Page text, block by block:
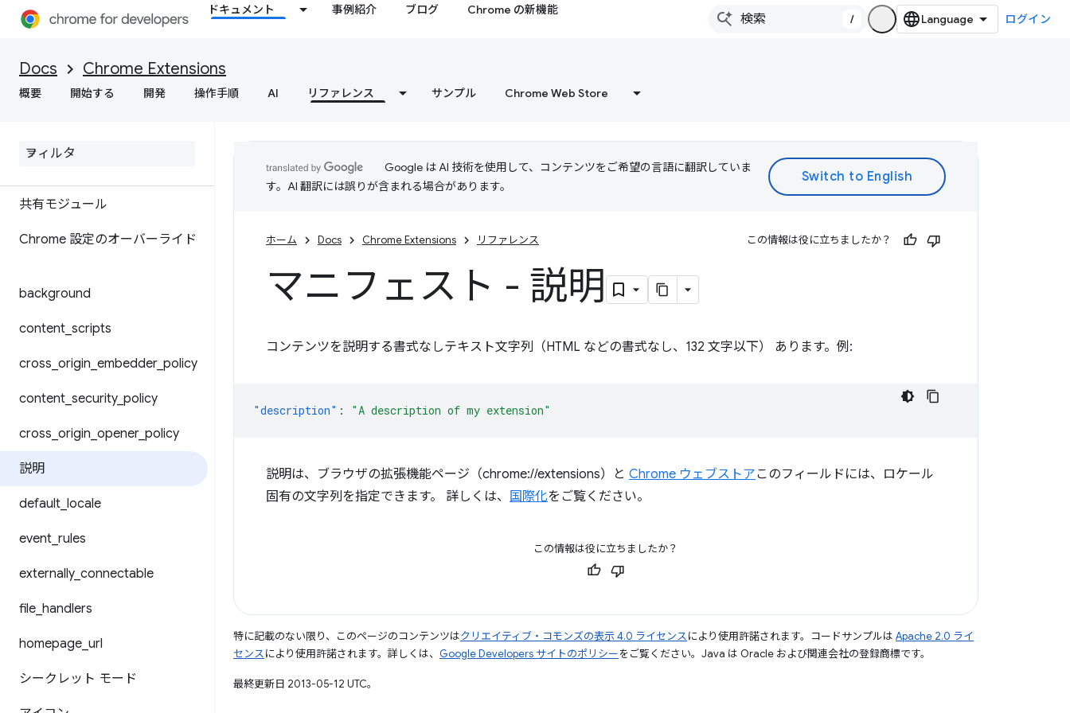
ドキュメント 事例紹介 ブログ Chrome の新機能
/ ログイン
Docs Chrome Extensions
概要 開始する 開発 操作手順 AI リファレンス サンプル Chrome Web Store
共有モジュール
Chrome 設定のオーバーライド
background
content scripts
cross origin embedder_ policy
content security_ policy
cross origin opener_ policy
説明
default locale
event rules
externally_ connectable
file handlers
homepage url
シークレット モード
Google は AI 技術を使用して、コンテンツをご希望の言語に翻訳していま
す。AI 翻訳には誤りが含まれる場合があります。
ホーム Docs Chrome Extensions リファレンス この情報は役に立ちましたか？
マニフェスト - 説明
コンテンツを説明する書式なしテキスト文字列（HTML などの書式なし、132 文字以下） あります。例:
"description" : "A description of my extension"
説明は、ブラウザの拡張機能ページ（chrome://extensions）と Chrome ウェブストア このフィールドには、ロケール
固有の文字列を指定できます。 詳しくは、 国際化をご覧ください。
この情報は役に立ちましたか？
特に記載のない限り、このページのコンテンツはクリエイティブ・コモンズの表示 4.0 ライセンスにより使用許諾されます。コードサンプルは Apache 2.0 ライ
センスにより使用許諾されます。詳しくは、 Google Developers サイトのポリシーをご覧ください。Java は Oracle および関連会社の登録商標です。
最終更新日 2013-05-12 UTC。